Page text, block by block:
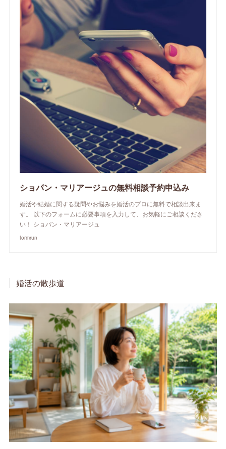
ショパン・マリアージュの無料相談予約申込み
婚活や結婚に関する疑問やお悩みを婚活のプロに無料で相談出来ま
す。 以下のフォームに必要事項を入力して、お気軽にご相談くださ
い！ ショパン・マリアージュ
formrun
婚活の散歩道